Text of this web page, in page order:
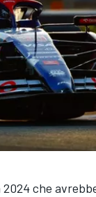
che